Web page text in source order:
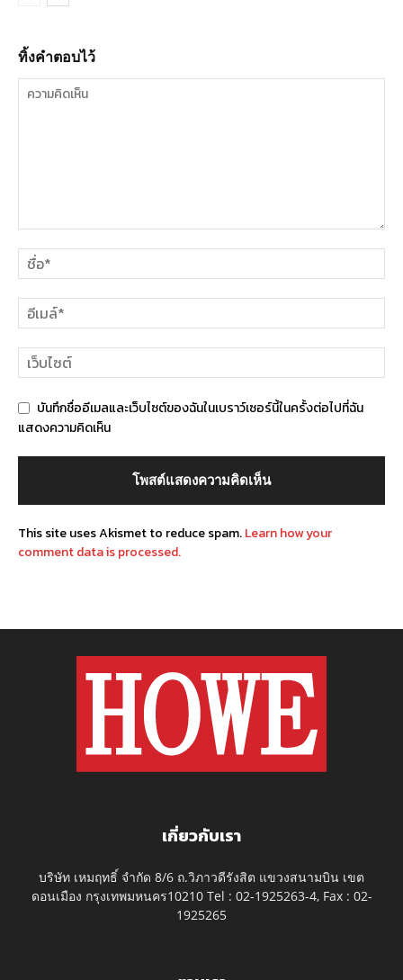
ทิ้งคำตอบไว้
บันทึกชื่ออีเมลและเว็บไซต์ของฉันในเบราว์เซอร์นี้ในครั้งต่อไปที่ฉัน
แสดงความคิดเห็น
This site uses Akismet to reduce spam.Learn how your
comment data is processed.
เกี่ยวกับเรา
บริษัท เหมฤทธิ์ จำกัด 8/6 ถ.วิภาวดีรังสิต แขวงสนามบิน เขต
ดอนเมือง กรุงเทพมหนคร10210 Tel : 02-1925263-4, Fax : 02-
1925265